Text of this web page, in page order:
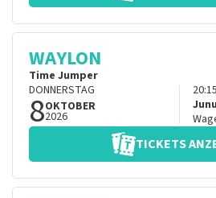
WAYLON
Time Jumper
DONNERSTAG
8OKTOBER
2026
20:15
TICKETS